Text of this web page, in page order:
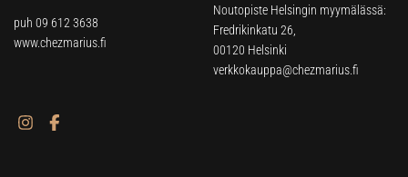
puh 09 612 3638
www.chezmarius.fi
Noutopiste Helsingin myymälässä:
Fredrikinkatu 26,
00120 Helsinki
verkkokauppa@chezmarius.fi